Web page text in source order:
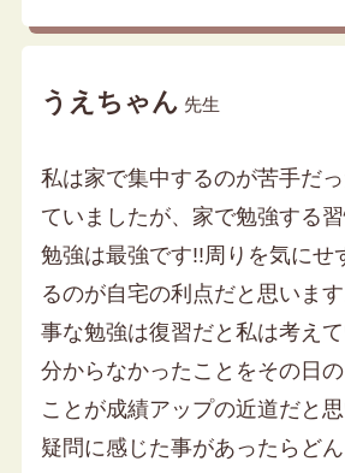
うえちゃん 先生
私は家で集中するのが苦手だ
ていましたが、家で勉強する
勉強は最強です!!周りを気にせ
るのが自宅の利点だと思いま
事な勉強は復習だと私は考え
分からなかったことをその日
ことが成績アップの近道だと
疑問に感じた事があったらど